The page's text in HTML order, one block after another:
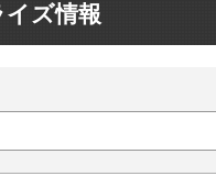
イズ情報